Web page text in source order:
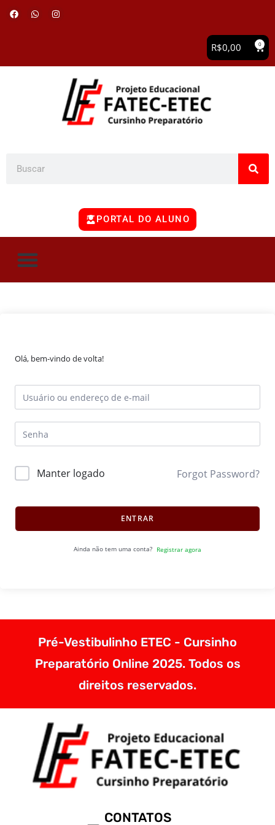
R$0,00 0
PORTAL DO ALUNO
Olá, bem-vindo de volta!
Manter logado Forgot Password?
ENTRAR
Ainda não tem uma conta? Registrar agora
Pré-Vestibulinho ETEC - Cursinho
Preparatório Online 2025. Todos os
direitos reservados.
CONTATOS